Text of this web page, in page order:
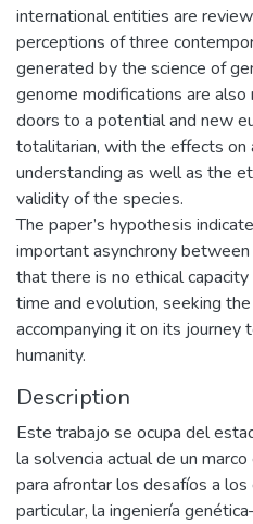
international entities are
perceptions of three
generated by the science of
genome modifications are
doors to a potential and new
totalitarian, with the effects on
understanding as well as the
validity of the species.
The paper’s hypothesis
important asynchrony
that there is no ethical
time and evolution, seeking
accompanying it on its journey
humanity.
Description
Este trabajo se ocupa del
la solvencia actual de un
para afrontar los desafíos a los
particular, la ingeniería